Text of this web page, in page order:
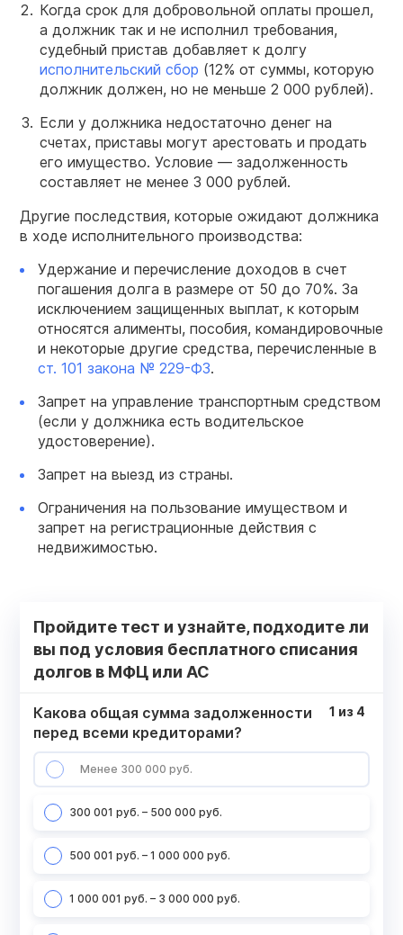
Когда срок для добровольной оплаты прошел,
а должник так и не исполнил требования,
судебный пристав добавляет к долгу
исполнительский сбор (12% от суммы, которую
должник должен, но не меньше 2 000 рублей).
Если у должника недостаточно денег на
счетах, приставы могут арестовать и продать
его имущество. Условие — задолженность
составляет не менее 3 000 рублей.
Другие последствия, которые ожидают должника
в ходе исполнительного производства:
Удержание и перечисление доходов в счет
погашения долга в размере от 50 до 70%. За
исключением защищенных выплат, к которым
относятся алименты, пособия, командировочные
и некоторые другие средства, перечисленные в
ст. 101 закона № 229-ФЗ.
Запрет на управление транспортным средством
(если у должника есть водительское
удостоверение).
Запрет на выезд из страны.
Ограничения на пользование имуществом и
запрет на регистрационные действия с
недвижимостью.
Пройдите тест и узнайте, подходите ли
вы под условия бесплатного списания
долгов в МФЦ или АС
Какова общая сумма задолженности
перед всеми кредиторами?
Менее 300 000 руб.
300 001 руб. – 500 000 руб.
500 001 руб. – 1 000 000 руб.
1 000 001 руб. – 3 000 000 руб.
1 из 4